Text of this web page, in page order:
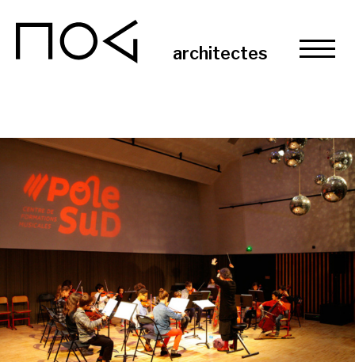
architectes
Agence / Contact
Actualités